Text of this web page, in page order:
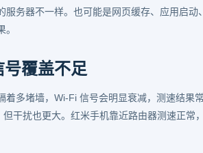
服务器不一样。也可能是网页缓存、应用启
覆盖不足
多堵墙，Wi-Fi 信号会明显衰减，测速结果
干扰也更大。红米手机靠近路由器测速正常